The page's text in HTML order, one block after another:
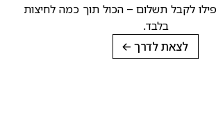
תשלום – הכול תוך כמה לחיצות
בלבד.
לצאת לדרך→